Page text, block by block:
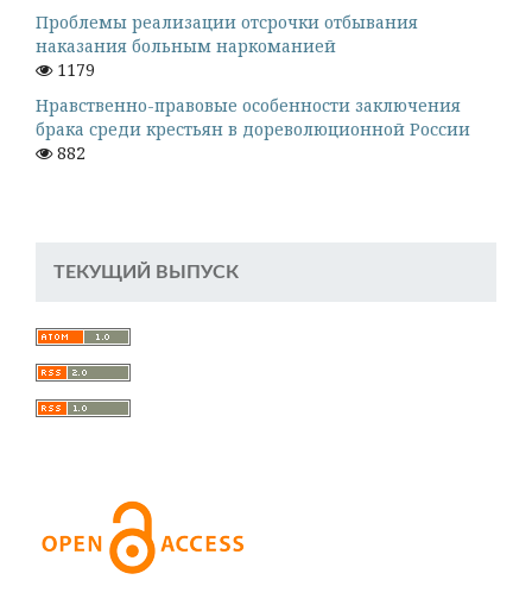
Проблемы реализации отсрочки отбывания
наказания больным наркоманией
1179
Нравственно-правовые особенности заключения
брака среди крестьян в дореволюционной России
882
ТЕКУЩИЙ ВЫПУСК